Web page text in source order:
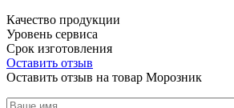
Качество продукции
Уровень сервиса
Срок изготовления
Оставить отзыв
Оставить отзыв на товар Морозник